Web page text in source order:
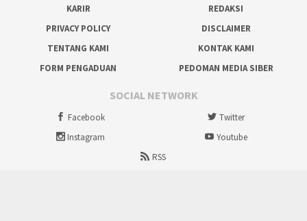
KARIR
REDAKSI
PRIVACY POLICY
DISCLAIMER
TENTANG KAMI
KONTAK KAMI
FORM PENGADUAN
PEDOMAN MEDIA SIBER
SOCIAL NETWORK
Facebook
Twitter
Instagram
Youtube
RSS